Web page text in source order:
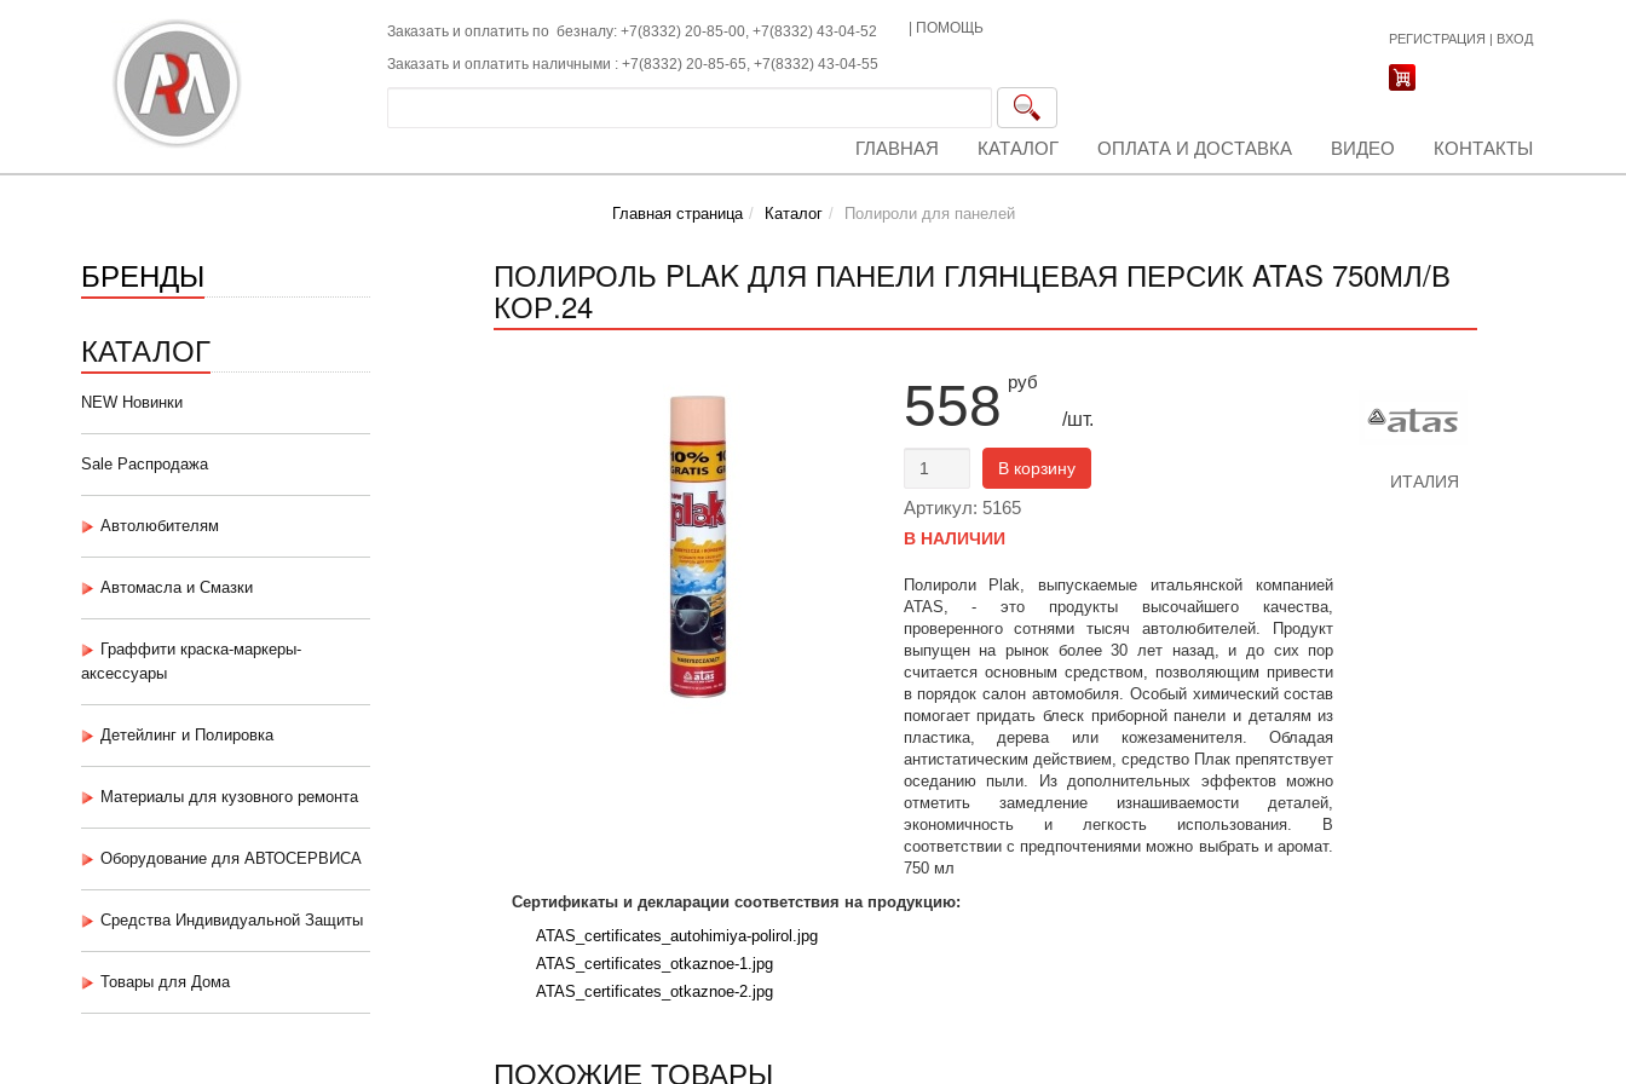
Заказать и оплатить по безналу: +7(8332) 20-85-00, +7(8332) 43-04-52
Заказать и оплатить наличными : +7(8332) 20-85-65, +7(8332) 43-04-55
ПОМОЩЬ
РЕГИСТРАЦИЯ | ВХОД
ГЛАВНАЯ КАТАЛОГ ОПЛАТА И ДОСТАВКА ВИДЕО КОНТАКТЫ
Главная страница Каталог Полироли для панелей
БРЕНДЫ
КАТАЛОГ
NEW Новинки
Sale Распродажа
Автолюбителям
Автомасла и Смазки
Граффити краска-маркеры-
аксессуары
Детейлинг и Полировка
Материалы для кузовного ремонта
Оборудование для АВТОСЕРВИСА
Средства Индивидуальной Защиты
Товары для Дома
ПОЛИРОЛЬ PLAK ДЛЯ ПАНЕЛИ ГЛЯНЦЕВАЯ ПЕРСИК ATAS 750МЛ/В
КОР.24
558 руб
/шт.
В корзину
Артикул: 5165
В НАЛИЧИИ
Полироли Plak, выпускаемые итальянской компанией
ATAS, - это продукты высочайшего качества,
проверенного сотнями тысяч автолюбителей. Продукт
выпущен на рынок более 30 лет назад, и до сих пор
считается основным средством, позволяющим привести
в порядок салон автомобиля. Особый химический состав
помогает придать блеск приборной панели и деталям из
пластика, дерева или кожезаменителя. Обладая
антистатическим действием, средство Плак препятствует
оседанию пыли. Из дополнительных эффектов можно
отметить замедление изнашиваемости деталей,
экономичность и легкость использования. В
соответствии с предпочтениями можно выбрать и аромат.
750 мл
ИТАЛИЯ
Сертификаты и декларации соответствия на продукцию:
ATAS_certificates_autohimiya-polirol.jpg
ATAS_certificates_otkaznoe-1.jpg
ATAS_certificates_otkaznoe-2.jpg
ПОХОЖИЕ ТОВАРЫ